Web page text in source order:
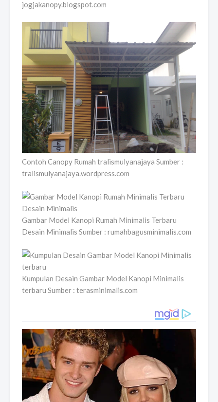
jogjakanopy.blogspot.com
Contoh Canopy Rumah tralismulyanajaya Sumber :
tralismulyanajaya.wordpress.com
Gambar Model Kanopi Rumah Minimalis Terbaru
Desain Minimalis Sumber : rumahbagusminimalis.com
Kumpulan Desain Gambar Model Kanopi Minimalis
terbaru Sumber : terasminimalis.com